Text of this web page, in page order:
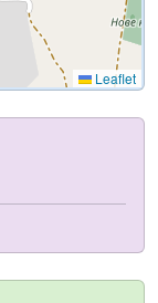
Leaflet